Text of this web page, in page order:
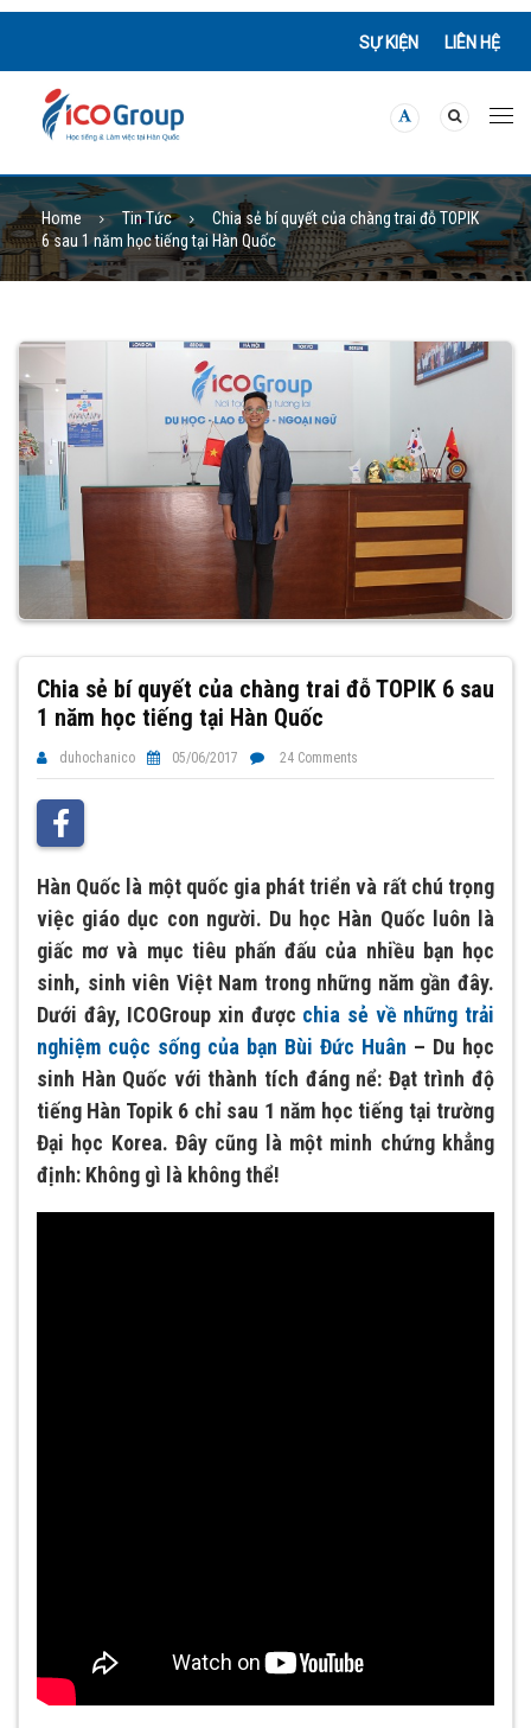
SỰ KIỆN LIÊN HỆ
Home Tin Tức
Chia sẻ bí quyết của chàng trai đỗ TOPIK
6 sau 1 năm học tiếng tại Hàn Quốc
Chia sẻ bí quyết của chàng trai đỗ TOPIK 6 sau
1 năm học tiếng tại Hàn Quốc
duhochanico 05/06/2017 24 Comments
Hàn Quốc là một quốc gia phát triển và rất chú trọng
việc giáo dục con người. Du học Hàn Quốc luôn là
giấc mơ và mục tiêu phấn đấu của nhiều bạn học
sinh, sinh viên Việt Nam trong những năm gần đây.
Dưới đây, ICOGroup xin được chia sẻ về những trải
nghiệm cuộc sống của bạn Bùi Đức Huân – Du học
sinh Hàn Quốc với thành tích đáng nể: Đạt trình độ
tiếng Hàn Topik 6 chỉ sau 1 năm học tiếng tại trường
Đại học Korea. Đây cũng là một minh chứng khẳng
định: Không gì là không thể!